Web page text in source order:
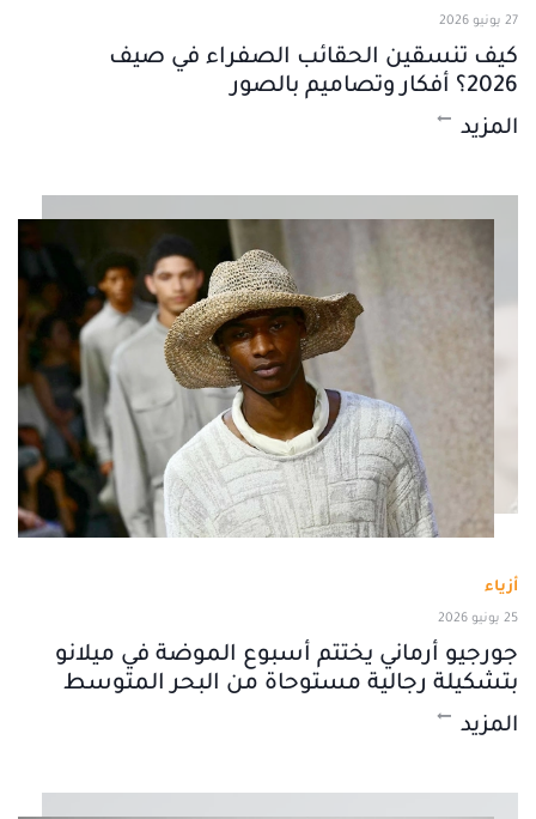
27 يونيو 2026
كيف تنسقين الحقائب الصفراء في صيف
2026؟ أفكار وتصاميم بالصور
المزيد
أزياء
25 يونيو 2026
جورجيو أرماني يختتم أسبوع الموضة في ميلانو
بتشكيلة رجالية مستوحاة من البحر المتوسط
المزيد